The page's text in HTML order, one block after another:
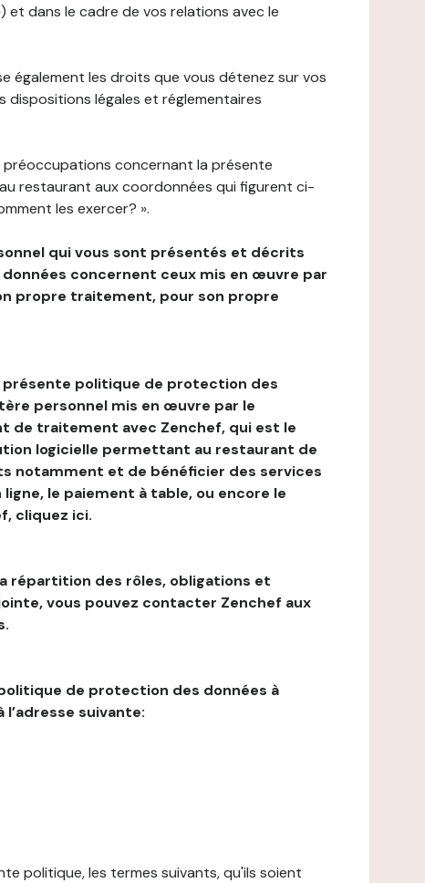
dans le cadre de vos relations avec le
les droits que vous détenez sur vos
légales et réglementaires
préoccupations concernant la présente
restaurant aux coordonnées qui figurent ci-
les exercer? ».
qui vous sont présentés et décrits
concernent ceux mis en œuvre par
propre traitement, pour son propre
politique de protection des
personnel mis en œuvre par le
de traitement avec Zenchef, qui est le
logicielle permettant au restaurant de
notamment et de bénéficier des services
le paiement à table, ou encore le
cliquez ici.
répartition des rôles, obligations et
vous pouvez contacter Zenchef aux
de protection des données à
suivante:
politique, les termes suivants, qu'ils soient